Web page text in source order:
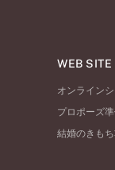
WEB SITE
オンライン
プロポーズ
結婚のきも